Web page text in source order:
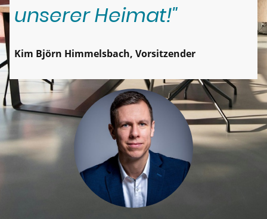
unserer Heimat!"
Kim Björn Himmelsbach, Vorsitzender